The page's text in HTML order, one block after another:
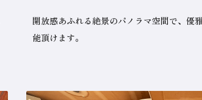
開放感あふれる絶景のパノラマ空間で、優
能頂けます。